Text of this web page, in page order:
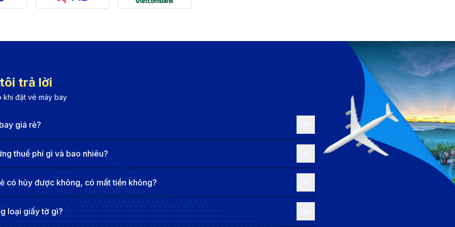
phố phát triển và đáng sống nhất của Úc, mang đến sự kết hợp hoàn hảo giữa nét hiện đại và truyền
vậy, Melbourne còn là thiên đường ẩm thực và mua sắm với những khu chợ nhộn nhịp và đặc sản hấp dẫn
Melbourne. Hành khách cần thực hiện các chuyến bay nối chuyến qua các sân bay trung chuyển lớn như
Kuala Lumpur, Bangkok...Cước vé cho các chuyến bay nối chuyến dao động từ 9,500,000 VND đến hơn
bay tổng cộng, bao gồm cả thời gian nối chuyến, thường kéo dài từ 16 giờ đến hơn 25 giờ, tùy thuộc vào
từ Hải Phòng đi Melbourne
trả lời
khi đặt vé máy bay
giá rẻ?
thuế phí gì và bao nhiêu?
có hủy được không, có mất tiền không?
loại giấy tờ gì?